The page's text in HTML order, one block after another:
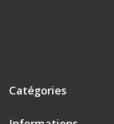
Catégories